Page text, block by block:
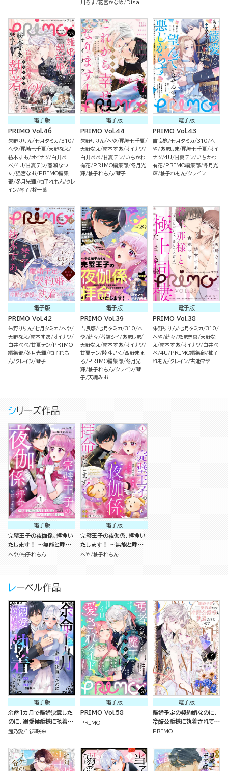
川ろす 花宮かなめ Disai
電子版
PRIMO Vol.46
朱野りりん 七月タミカ 310
へや 尾崎七千夏 天野なえ
紡木すあ オイナツ 白井べ
べ 4U 甘夏テン 春瀬なつ
た 猫宮なお
PRIMO編集
部 冬月光輝 柚子れもん クレ
イン 琴子 柊一葉
電子版
PRIMO Vol.44
朱野りりん へや 尾崎七千夏
天野なえ
紡木すあ オイナツ
白井べべ 甘夏テン いちかわ
有花
PRIMO編集部 冬月光
輝 柚子れもん 琴子
電子版
PRIMO Vol.43
吉良悠 七月タミカ 310 へ
や
あましま 尾崎七千夏 オイ
ナツ 4U 甘夏テン いちかわ
有花
PRIMO編集部 冬月光
輝 柚子れもん クレイン
電子版
PRIMO Vol.42
朱野りりん 七月タミカ へや
天野なえ
紡木すあ オイナツ
白井べべ 甘夏テン
PRIMO
編集部 冬月光輝 柚子れも
ん クレイン 琴子
電子版
PRIMO Vol.39
吉良悠 七月タミカ 310 へ
や 蒔々 者鐘シイ あましま
天野なえ
紡木すあ オイナツ
甘夏テン 陸斗いく 西野まほ
ろ
PRIMO編集部 冬月光
輝 柚子れもん クレイン 琴
子 天織みお
電子版
PRIMO Vol.38
朱野りりん 七月タミカ 310
へや 蒔々 たまき棗 天野な
え
紡木すあ オイナツ 白井べ
べ 4U PRIMO編集部 柚子
れもん クレイン 古池マヤ
シリーズ作品
電子版
完璧王子の夜伽係、拝命い
たします！ ～無能と呼ば
れた羊数え姫は甘い日々に
へや 柚子れもん
電子版
完璧王子の夜伽係、拝命い
たします！ ～無能と呼ば
れた羊数え姫は甘い日々に
へや 柚子れもん
レーベル作品
電子版
余命1カ月で離婚決意した
のに、溺愛侯爵様に執着さ
れて困ってます（単話版）
館乃愛 当麻咲来
電子版
PRIMO Vol.58
PRIMO
電子版
離婚予定の契約婚なのに、
冷酷公爵様に執着されてい
ます （5）
PRIMO